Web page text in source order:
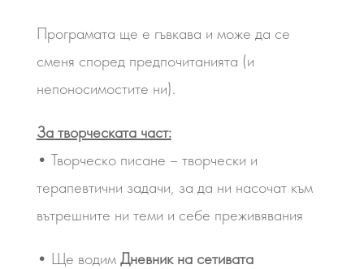
Програмата ще е гъвкава и може да се
сменя според предпочитанията (и
непоносимостите ни).
За творческата част:
• Творческо писане – творчески и
терапевтични задачи, за да ни насочат към
вътрешните ни теми и себе преживявания
• Ще водимДневник на сетивата